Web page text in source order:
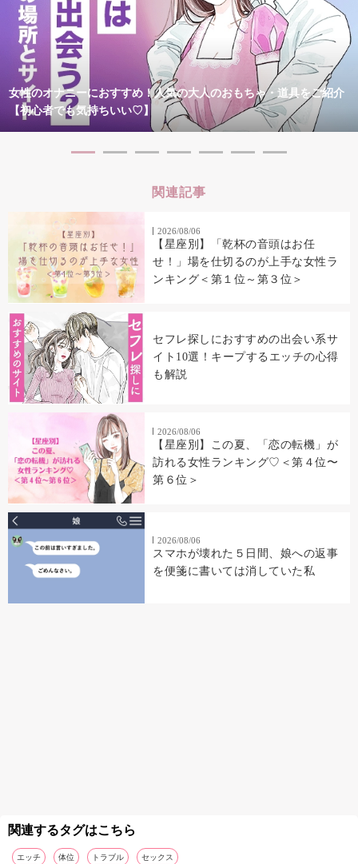
女性のオナニーにおすすめ！人気の大人のおもちゃ・道具をご紹介
【初心者でも気持ちいい♡】
関連記事
2026/08/06
【星座別】「乾杯の音頭はお任
せ！」場を仕切るのが上手な女性ラ
ンキング＜第１位～第３位＞
セフレ探しにおすすめの出会い系サ
イト10選！キープするエッチの心得
も解説
2026/08/06
【星座別】この夏、「恋の転機」が
訪れる女性ランキング♡＜第４位〜
第６位＞
2026/08/06
スマホが壊れた５日間、娘への返事
を便箋に書いては消していた私
関連するタグはこちら
エッチ 体位 トラブル セックス